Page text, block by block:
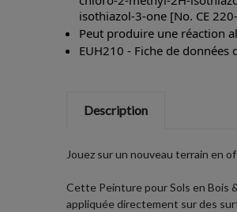
isothiazol-3-one [No. CE
Peut produire une réaction
EUH210 - Fiche de
Description
Jouez sur un nouveau terrain en
Cette Peinture pour Sols en Bois
appliquée directement sur des